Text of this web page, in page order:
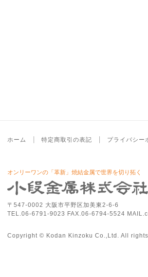
ホーム 特定商取引の表記 プライバシー
オンリーワンの「革新」焼結金属で世界を切り拓く
〒547-0002 大阪市平野区加美東2-6-6
TEL.06-6791-9023 FAX.06-6794-5524
Copyright © Kodan Kinzoku Co.,Ltd. All